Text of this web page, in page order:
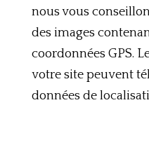
nous vous
des images
coordonnées GPS.
votre site peuvent
données de